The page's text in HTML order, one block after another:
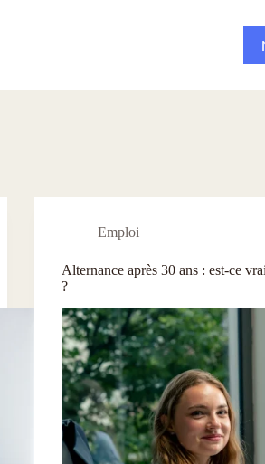
Emploi
Alternance après 30 ans : est-ce
?